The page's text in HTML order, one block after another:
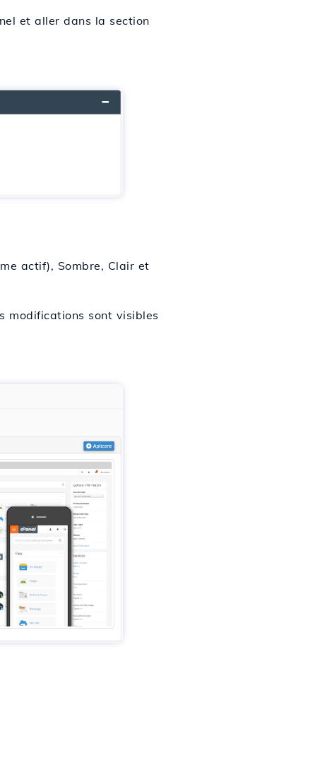
et aller dans la section
actif), Sombre, Clair et
modifications sont visibles